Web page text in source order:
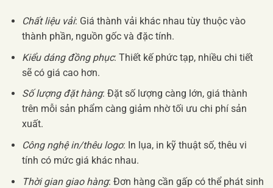
Chất liệu vải: Giá thành vải khác nhau tùy thuộc vào
thành phần, nguồn gốc và đặc tính.
Kiểu dáng đồng phục: Thiết kế phức tạp, nhiều chi tiết
sẽ có giá cao hơn.
Số lượng đặt hàng: Đặt số lượng càng lớn, giá thành
trên mỗi sản phẩm càng giảm nhờ tối ưu chi phí sản
xuất.
Công nghệ in/thêu logo: In lụa, in kỹ thuật số, thêu vi
tính có mức giá khác nhau.
Thời gian giao hàng: Đơn hàng cần gấp có thể phát sinh